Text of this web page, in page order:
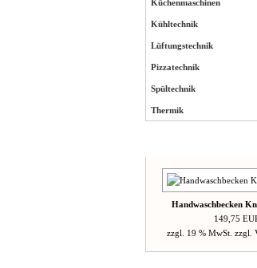
Küchenmaschinen
Kühltechnik
Lüftungstechnik
Pizzatechnik
Spültechnik
Thermik
Handwaschbecken
149,75
zzgl. 19 % MwSt. zzgl.